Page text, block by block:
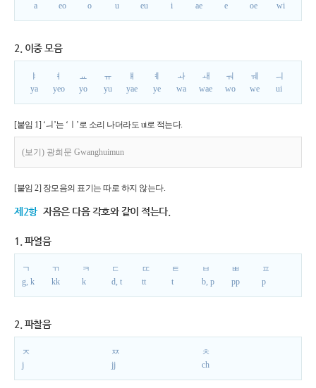
a
eo
o
u
eu
i
ae
e
oe
wi
2. 이중 모음
ㅑ
ya
ㅕ
yeo
ㅛ
yo
ㅠ
yu
ㅒ
yae
ㅖ
ye
ㅘ
wa
ㅙ
wae
ㅝ
wo
ㅞ
we
ㅢ
ui
[붙임 1] ‘ㅢ’는 ‘ㅣ’로 소리 나더라도 ui로 적는다.
(보기) 광희문 Gwanghuimun
[붙임 2] 장모음의 표기는 따로 하지 않는다.
제2항 자음은 다음 각호와 같이 적는다.
1. 파열음
ㄱ
g, k
ㄲ
kk
ㅋ
k
ㄷ
d, t
ㄸ
tt
ㅌ
t
ㅂ
b, p
ㅃ
pp
ㅍ
p
2. 파찰음
ㅈ
j
ㅉ
jj
ㅊ
ch